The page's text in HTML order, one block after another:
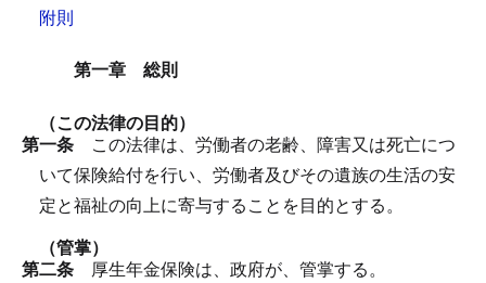
附則
第一章 総則
（この法律の目的）
第一条
この法律は、労働者の老齢、障害又は死亡につ
いて保険給付を行い、労働者及びその遺族の生活の安
定と福祉の向上に寄与することを目的とする。
（管掌）
第二条
厚生年金保険は、政府が、管掌する。